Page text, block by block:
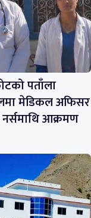
पताँला
मेडिकल अफिसर
आक्रमण